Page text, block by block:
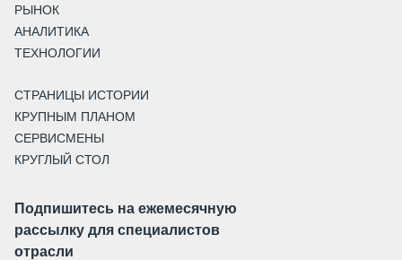
РЫНОК
АНАЛИТИКА
ТЕХНОЛОГИИ
СТРАНИЦЫ ИСТОРИИ
КРУПНЫМ ПЛАНОМ
СЕРВИСМЕНЫ
КРУГЛЫЙ СТОЛ
Подпишитесь на ежемесячную
рассылку для специалистов
отрасли